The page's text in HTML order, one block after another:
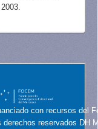
con recursos del
reservados DH